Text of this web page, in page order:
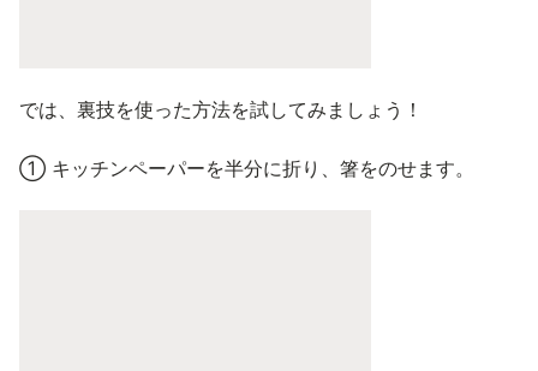
では、裏技を使った方法を試してみましょう！
① キッチンペーパーを半分に折り、箸をのせます。